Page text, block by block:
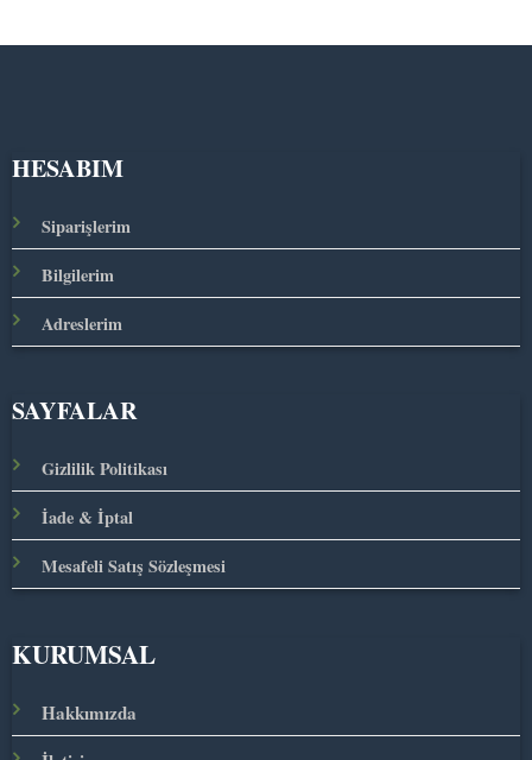
HESABIM
Siparişlerim
Bilgilerim
Adreslerim
SAYFALAR
Gizlilik Politikası
İade & İptal
Mesafeli Satış Sözleşmesi
KURUMSAL
Hakkımızda